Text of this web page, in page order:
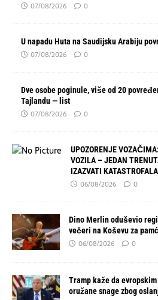
07/08/2026 0
U napadu Huta na Saudijsku Arabiju
07/08/2026 0
Dve osobe poginule, više od 20
Tajlandu — list
07/08/2026 0
UPOZORENJE
VOZILA – JEDAN
IZAZVATI
06/08/2026 0
Dino Merlin oduševio
večeri na Koševu za
06/08/2026 0
Tramp kaže da
oružane snage zbog